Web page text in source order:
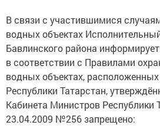
В связи с участившимися
водных объектах
Бавлинского района
в соответствии с Правилами
водных объектах, расположенных
Республики Татарстан,
Кабинета Министров Республики
23.04.2009 №256 запрещено: